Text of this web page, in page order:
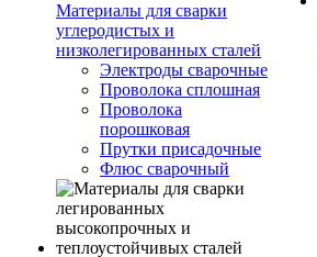
Материалы для сварки
углеродистых и
низколегированных сталей
Электроды сварочные
Проволока сплошная
Проволока
порошковая
Прутки присадочные
Флюс сварочный